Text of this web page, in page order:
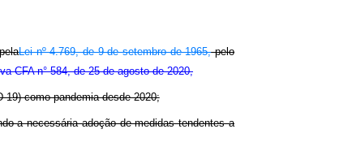
Lei nº 4.769, de 9 de setembro de 1965,pelo
CFA n° 584, de 25 de agosto de 2020,
como pandemia desde 2020;
a necessária adoção de medidas tendentes a